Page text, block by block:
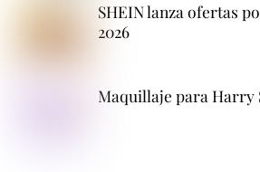
SHEIN lanza ofertas
2026
Maquillaje para Harry